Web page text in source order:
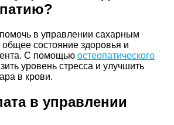
в управлении сахарным
состояние здоровья и
С помощью остеопатического
уровень стресса и улучшить
в крови.
в управлении